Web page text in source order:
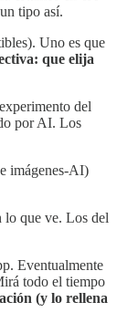
tipo así.
Uno es que
que elija
del
por AI. Los
imágenes-AI)
lo que ve. Los del
Eventualmente
todo el tiempo
(y lo rellena